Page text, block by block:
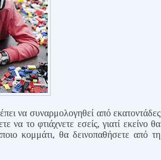
να συναρμολογηθεί από εκατοντάδες
το φτιάχνετε εσείς, γιατί εκείνο θα
κομμάτι, θα δεινοπαθήσετε από τη